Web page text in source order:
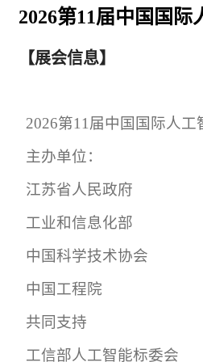
2026第11届中国国
【展会信息】
2026第11 届中国国际人工
主办单位：
江苏省人民政府
工业和信息化部
中国科学技术协会
中国工程院
共同支持
工信部人工智能标委会